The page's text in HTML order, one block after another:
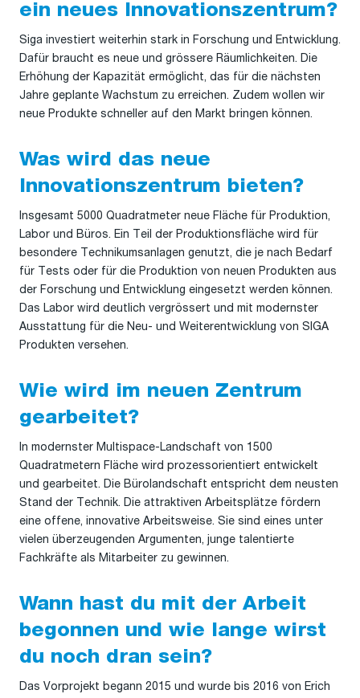
ein neues Innovationszentrum?
Siga investiert weiterhin stark in Forschung und Entwicklung.
Dafür braucht es neue und grössere Räumlichkeiten. Die
Erhöhung der Kapazität ermöglicht, das für die nächsten
Jahre geplante Wachstum zu erreichen. Zudem wollen wir
neue Produkte schneller auf den Markt bringen können.
Was wird das neue
Innovationszentrum bieten?
Insgesamt 5000 Quadratmeter neue Fläche für Produktion,
Labor und Büros. Ein Teil der Produktionsfläche wird für
besondere Technikumsanlagen genutzt, die je nach Bedarf
für Tests oder für die Produktion von neuen Produkten aus
der Forschung und Entwicklung eingesetzt werden können.
Das Labor wird deutlich vergrössert und mit modernster
Ausstattung für die Neu- und Weiterentwicklung von SIGA
Produkten versehen.
Wie wird im neuen Zentrum
gearbeitet?
In modernster Multispace-Landschaft von 1500
Quadratmetern Fläche wird prozessorientiert entwickelt
und gearbeitet. Die Bürolandschaft entspricht dem neusten
Stand der Technik. Die attraktiven Arbeitsplätze fördern
eine offene, innovative Arbeitsweise. Sie sind eines unter
vielen überzeugenden Argumenten, junge talentierte
Fachkräfte als Mitarbeiter zu gewinnen.
Wann hast du mit der Arbeit
begonnen und wie lange wirst
du noch dran sein?
Das Vorprojekt begann 2015 und wurde bis 2016 von Erich